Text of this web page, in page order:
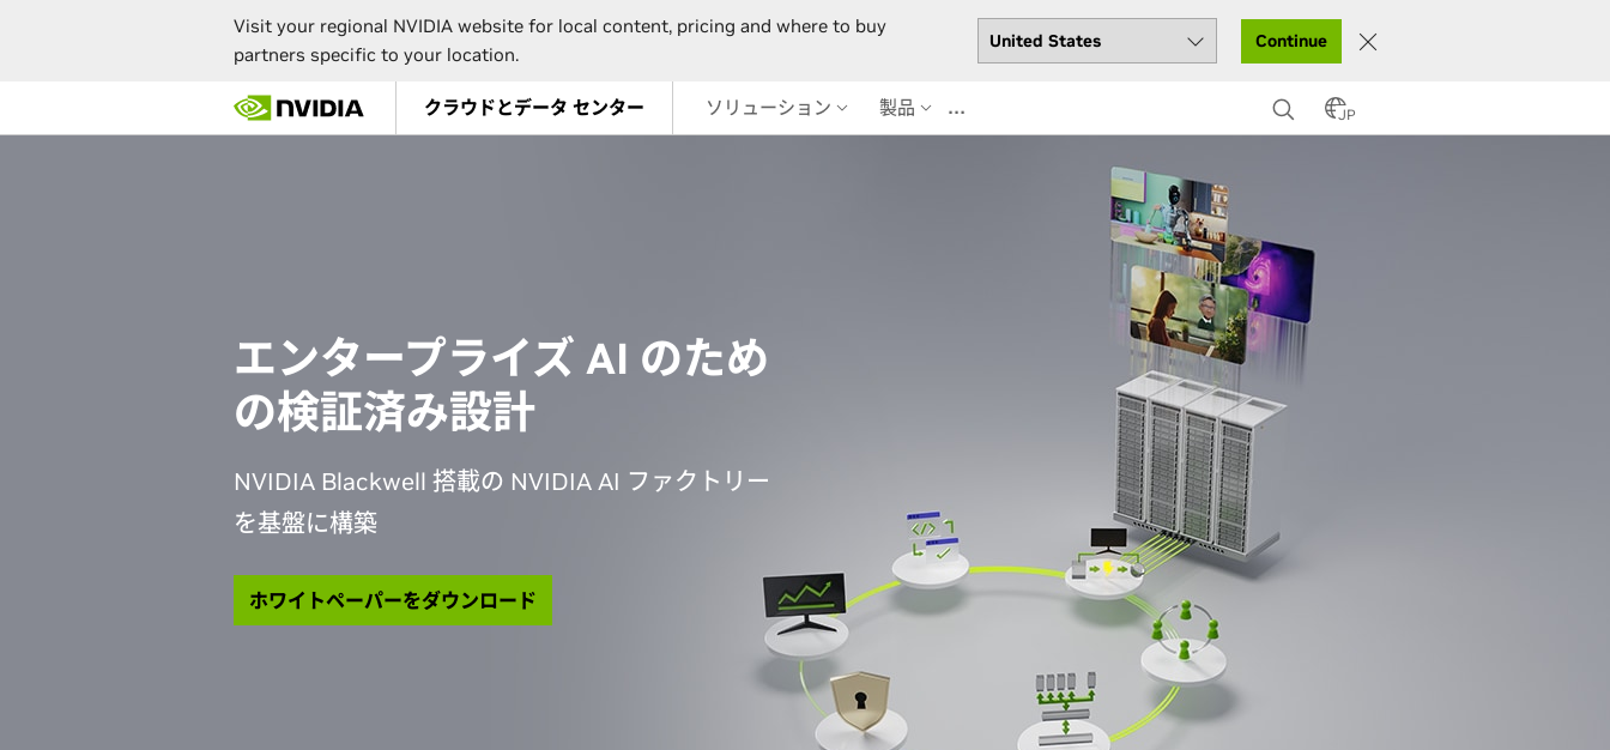
Visit your regional NVIDIA website for local content, pricing and where to buy
partners specific to your location.
Continue
main
クラウドとデータ センター ソリューション 製品 … JP
エンタープライズ AI のため
の検証済み設計
NVIDIA Blackwell 搭載の NVIDIA AI ファクトリー
を基盤に構築
ホワイトペーパーをダウンロード